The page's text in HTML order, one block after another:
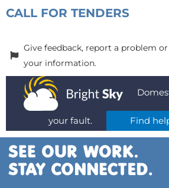
CALL FOR TENDERS
Give feedback, report a problem
your information.
your fault. Find